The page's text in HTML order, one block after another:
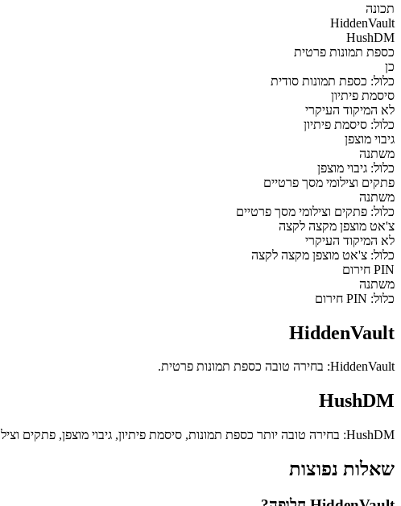
תכונה
HiddenVault
HushDM
כספת תמונות פרטית
כן
כלול: כספת תמונות סודית
סיסמת פיתיון
לא המיקוד העיקרי
כלול: סיסמת פיתיון
גיבוי מוצפן
משתנה
כלול: גיבוי מוצפן
פתקים וצילומי מסך פרטיים
משתנה
כלול: פתקים וצילומי מסך פרטיים
צ'אט מוצפן מקצה לקצה
לא המיקוד העיקרי
כלול: צ'אט מוצפן מקצה לקצה
PIN חירום
משתנה
כלול: PIN חירום
HiddenVault
HiddenVault: בחירה טובה כספת תמונות פרטית.
HushDM
HushDM: בחירה טובה יותר כספת תמונות, סיסמת פיתיון, גיבוי מוצפן, פתקים וצילומי מסך פרטיים, צ'אט מוצפן מקצה לקצה.
שאלות נפוצות